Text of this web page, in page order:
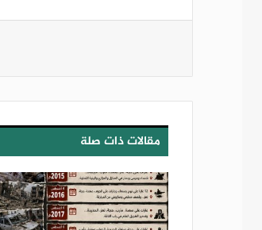
مقالات ذات صلة